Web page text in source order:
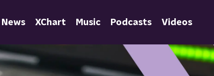
News XChart Music Podcasts Videos